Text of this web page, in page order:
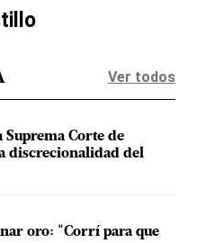
Ver todos
Suprema Corte de
discrecionalidad del
oro: "Corrí para que